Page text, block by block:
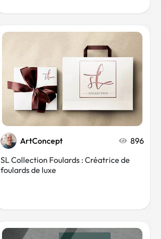
ArtConcept
896
SL Collection Foulards : Créatrice de
foulards de luxe